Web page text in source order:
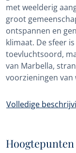
met weelderig
groot
ontspannen en
klimaat. De sfeer
toevluchtsoord,
van Marbella,
voorzieningen van
Volledige